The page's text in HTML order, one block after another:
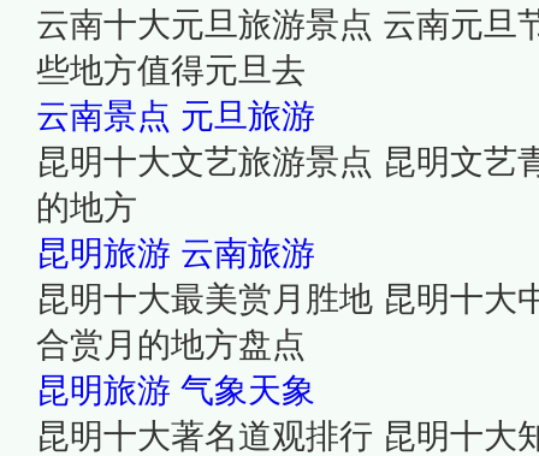
云南十大元旦旅游景点 云南元旦
些地方值得元旦去
云南景点 元旦旅游
昆明十大文艺旅游景点 昆明文艺
的地方
昆明旅游 云南旅游
昆明十大最美赏月胜地 昆明十大
合赏月的地方盘点
昆明旅游 气象天象
昆明十大著名道观排行 昆明十大